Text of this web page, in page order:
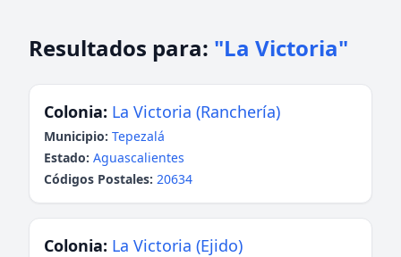
Resultados para: "La Victoria"
Colonia: La Victoria (Ranchería)
Municipio: Tepezalá
Estado: Aguascalientes
Códigos Postales: 20634
Colonia: La Victoria (Ejido)